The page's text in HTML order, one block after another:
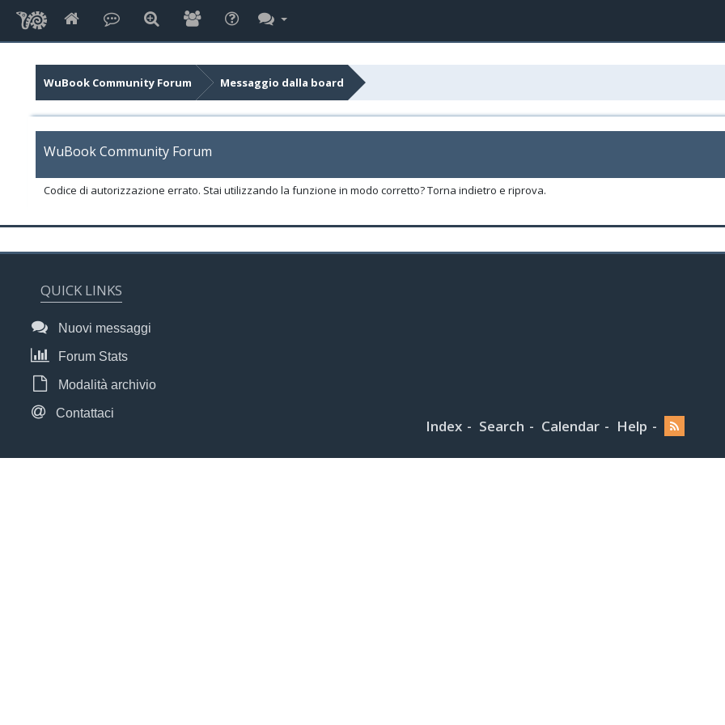
WuBook Community Forum Messaggio dalla board
WuBook Community Forum
Codice di autorizzazione errato. Stai utilizzando la funzione in modo corretto? Torna indietro e riprova.
QUICK LINKS
Nuovi messaggi
Forum Stats
Modalità archivio
Contattaci
Index Search Calendar Help